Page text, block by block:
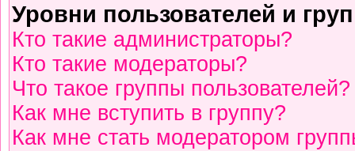
Уровни пользователей и
Кто такие администраторы?
Кто такие модераторы?
Что такое группы пользователей?
Как мне вступить в группу?
Как мне стать модератором